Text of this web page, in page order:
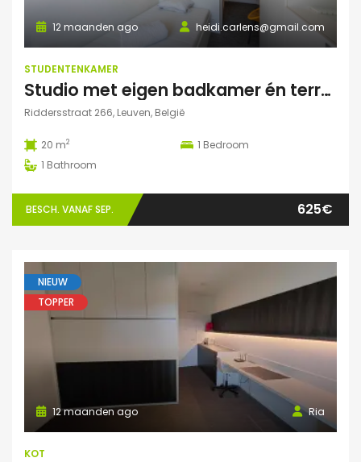
heidi.carlens@gmail.com
12 maanden ago
STUDENTENKAMER
Studio met eigen badkamer én terrasje
Riddersstraat 266, Leuven, België
20 m2 1 Bedroom
1 Bathroom
BESCH. VANAF SEP. 625€
NIEUW
TOPPER
Ria
12 maanden ago
KOT